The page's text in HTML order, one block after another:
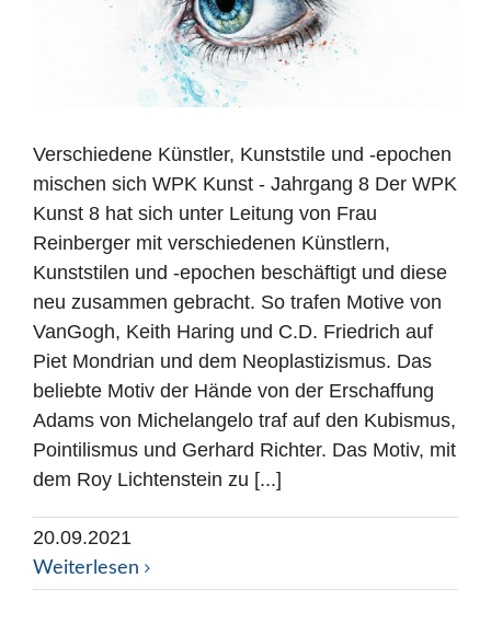
Verschiedene Künstler, Kunststile und -epochen
mischen sich WPK Kunst - Jahrgang 8 Der WPK
Kunst 8 hat sich unter Leitung von Frau
Reinberger mit verschiedenen Künstlern,
Kunststilen und -epochen beschäftigt und diese
neu zusammen gebracht. So trafen Motive von
VanGogh, Keith Haring und C.D. Friedrich auf
Piet Mondrian und dem Neoplastizismus. Das
beliebte Motiv der Hände von der Erschaffung
Adams von Michelangelo traf auf den Kubismus,
Pointilismus und Gerhard Richter. Das Motiv, mit
dem Roy Lichtenstein zu [...]
20.09.2021
Weiterlesen